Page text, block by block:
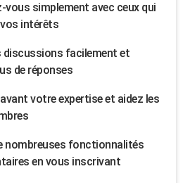
vous simplement avec ceux qui
intérêts
discussions facilement et
de réponses
votre expertise et aidez les
nombreuses fonctionnalités
en vous inscrivant